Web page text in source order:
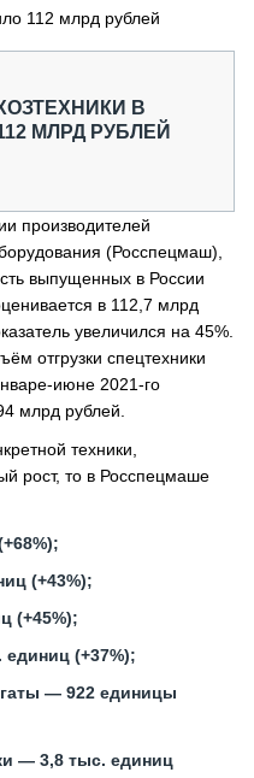
112 млрд рублей
В
МЛРД РУБЛЕЙ
производителей
(Росспецмаш),
выпущенных в России
в 112,7 млрд
увеличился на 45%.
отгрузки спецтехники
июне 2021-го
млрд рублей.
техники,
рост, то в Росспецмаше
(+43%);
(+45%);
(+37%);
— 922 единицы
— 3,8 тыс. единиц